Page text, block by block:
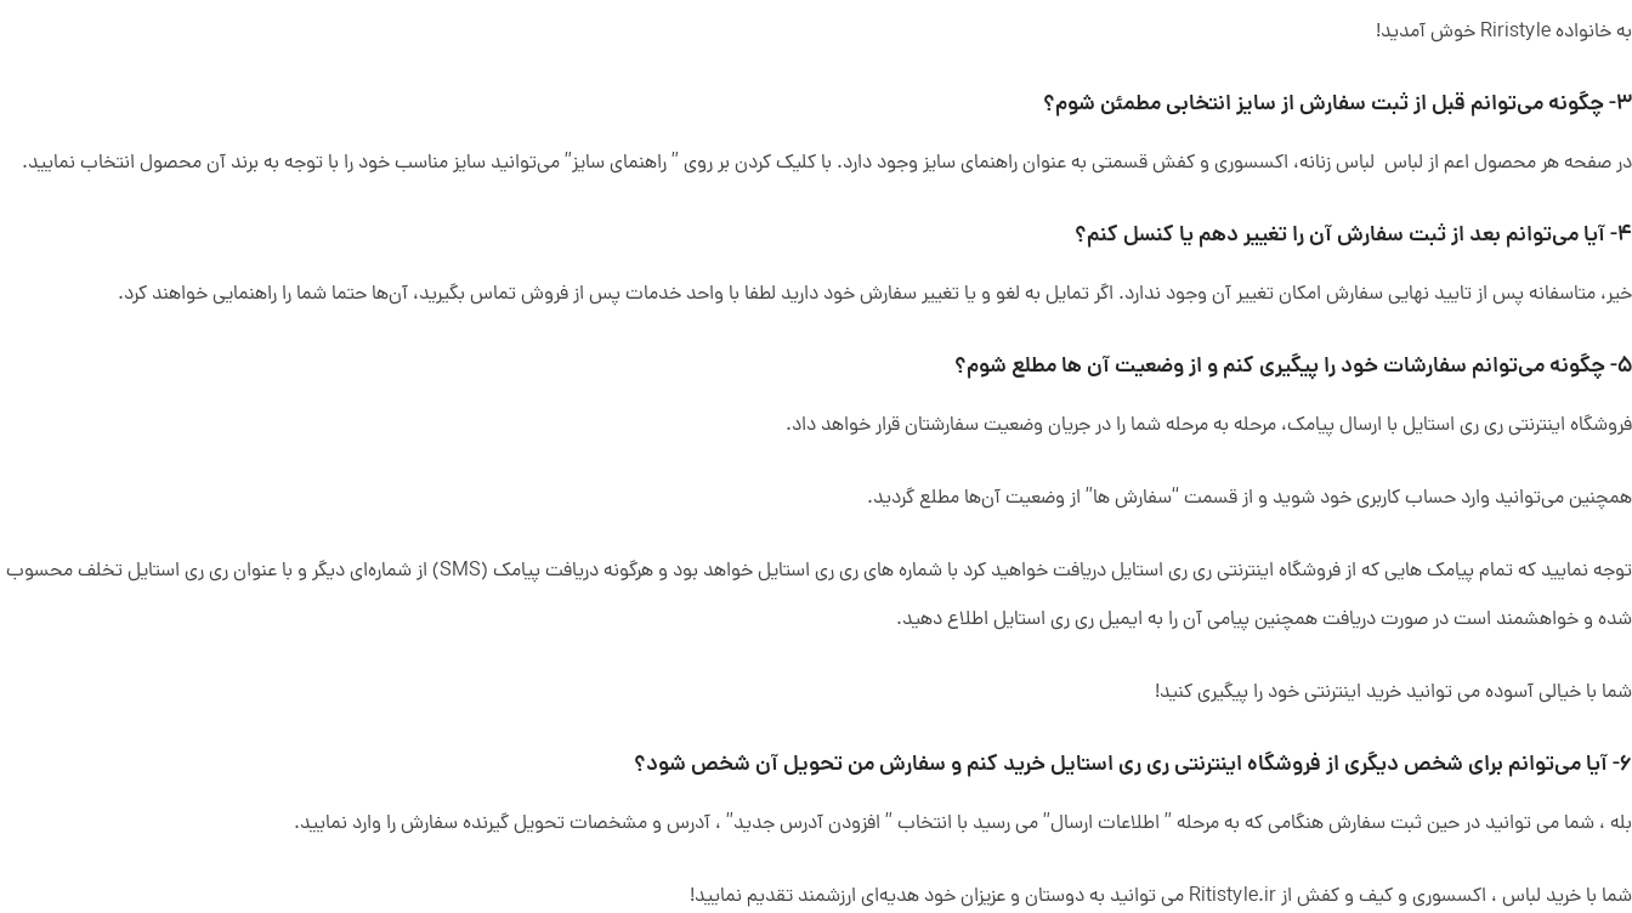
به خانواده Riristyle خوش آمدید!
۳- چگونه می‌توانم قبل از ثبت سفارش از سایز انتخابی مطمئن شوم؟
در صفحه هر محصول اعم از لباس لباس زنانه، اکسسوری و کفش قسمتی به عنوان راهنمای سایز وجود دارد. با کلیک کردن بر روی ” راهنمای سایز” می‌توانید سایز مناسب خود را با توجه به برند آن محصول انتخاب نمایید.
۴- آیا می‌توانم بعد از ثبت سفارش آن را تغییر دهم یا کنسل کنم؟
خیر، متاسفانه پس از تایید نهایی سفارش امکان تغییر آن وجود ندارد. اگر تمایل به لغو و یا تغییر سفارش خود دارید لطفا با واحد خدمات پس از فروش تماس بگیرید، آن‌ها حتما شما را راهنمایی خواهند کرد.
۵- چگونه می‌توانم سفارشات خود را پیگیری کنم و از وضعیت آن ها مطلع شوم؟
فروشگاه اینترنتی ری ری استایل با ارسال پیامک، مرحله به مرحله شما را در جریان وضعیت سفارشتان قرار خواهد داد.
همچنین می‌توانید وارد حساب کاربری خود شوید و از قسمت “سفارش ها” از وضعیت آن‌ها مطلع گردید.
توجه نمایید که تمام پیامک هایی که از فروشگاه اینترنتی ری ری استایل دریافت خواهید کرد با شماره های ری ری استایل خواهد بود و هرگونه دریافت پیامک (SMS) از شماره‌ای دیگر و با عنوان ری ری استایل تخلف محسوب
شده و خواهشمند است در صورت دریافت همچنین پیامی آن را به ایمیل ری ری استایل اطلاع دهید.
شما با خیالی آسوده می توانید خرید اینترنتی خود را پیگیری کنید!
۶- آیا می‌توانم برای شخص دیگری از فروشگاه اینترنتی ری ری استایل خرید کنم و سفارش من تحویل آن شخص شود؟
بله ، شما می توانید در حین ثبت سفارش هنگامی که به مرحله ” اطلاعات ارسال” می رسید با انتخاب ” افزودن آدرس جدید” ، آدرس و مشخصات تحویل گیرنده سفارش را وارد نمایید.
شما با خرید لباس ، اکسسوری و کیف و کفش از Ritistyle.ir می توانید به دوستان و عزیزان خود هدیه‌ای ارزشمند تقدیم نمایید!